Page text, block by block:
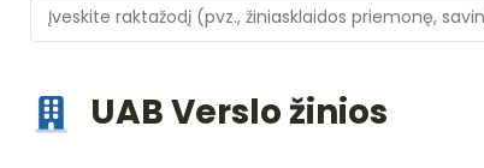
UAB Verslo žinios